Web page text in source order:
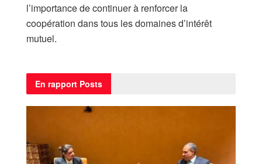
l’importance de continuer à renforcer la
coopération dans tous les domaines d’intérêt
mutuel.
En rapport Posts